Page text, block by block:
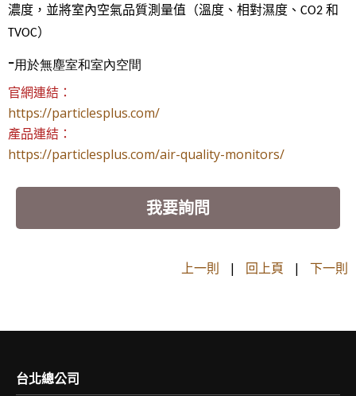
濃度，並將室內空氣品質測量值（溫度、相對濕度、 CO2 和
TVOC）
-用於無塵室和室內空間
官網連結：
https://particlesplus.com/
產品連結：
https://particlesplus.com/air-quality-monitors/
我要詢問
上一則 | 回上頁 | 下一則
台北總公司